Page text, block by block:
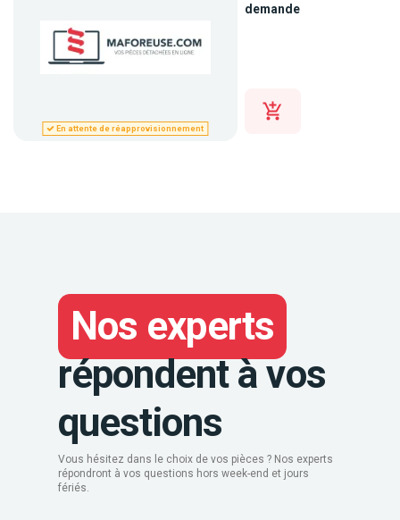
En attente de réapprovisionnement
demande
Nos experts
répondent à vos
questions
Vous hésitez dans le choix de vos pièces ? Nos experts
répondront à vos questions hors week-end et jours
fériés.